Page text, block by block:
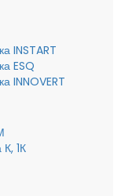
INSTART
ESQ
INNOVERT
1К